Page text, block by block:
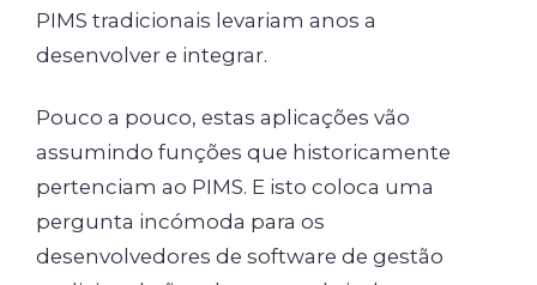
PIMS tradicionais levariam anos a
desenvolver e integrar.
Pouco a pouco, estas aplicações vão
assumindo funções que historicamente
pertenciam ao PIMS. E isto coloca uma
pergunta incómoda para os
desenvolvedores de software de gestão